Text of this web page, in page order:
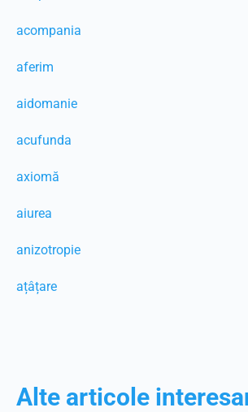
acompania
aferim
aidomanie
acufunda
axiomă
aiurea
anizotropie
ațâțare
Alte articole